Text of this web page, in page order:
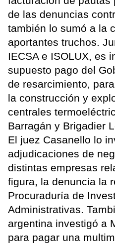
de las denuncias
también lo sumó a la
aportantes truchos.
IECSA e ISOLUX, es
supuesto pago del
de resarcimiento,
la construcción y
centrales
Barragán y Brigadier
El juez Casanello lo
adjudicaciones de
distintas empresas
figura, la denuncia la
Procuraduría de
Administrativas.
argentina investigó a
para pagar una